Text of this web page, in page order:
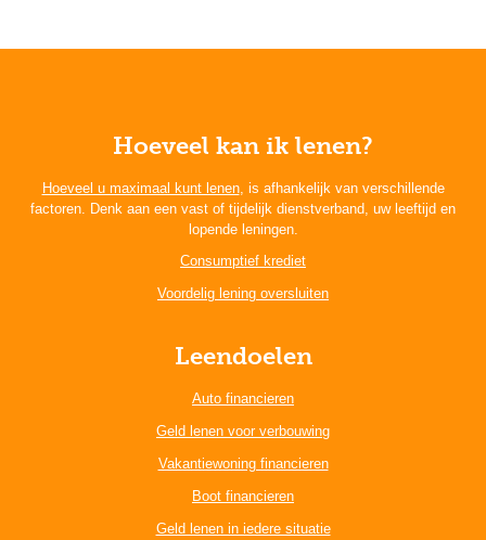
Hoeveel kan ik lenen?
Hoeveel u maximaal kunt lenen, is afhankelijk van verschillende
factoren. Denk aan een vast of tijdelijk dienstverband, uw leeftijd en
lopende leningen.
Consumptief krediet
Voordelig lening oversluiten
Leendoelen
Auto financieren
Geld lenen voor verbouwing
Vakantiewoning financieren
Boot financieren
Geld lenen in iedere situatie